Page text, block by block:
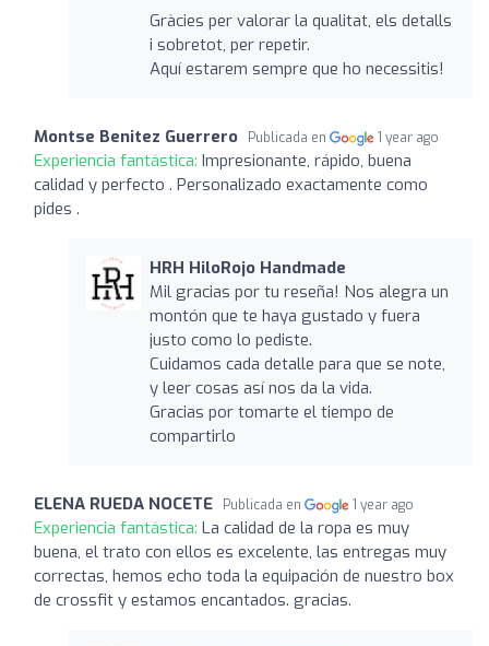
Gràcies per valorar la qualitat, els detalls
i sobretot, per repetir.
Aquí estarem sempre que ho necessitis!
Montse Benitez Guerrero Publicada en 1 year ago
Experiencia fantástica: Impresionante, rápido, buena
calidad y perfecto . Personalizado exactamente como
pides .
HRH HiloRojo Handmade
Mil gracias por tu reseña! Nos alegra un
montón que te haya gustado y fuera
justo como lo pediste.
Cuidamos cada detalle para que se note,
y leer cosas así nos da la vida.
Gracias por tomarte el tiempo de
compartirlo
ELENA RUEDA NOCETE Publicada en 1 year ago
Experiencia fantástica: La calidad de la ropa es muy
buena, el trato con ellos es excelente, las entregas muy
correctas, hemos echo toda la equipación de nuestro box
de crossfit y estamos encantados. gracias.